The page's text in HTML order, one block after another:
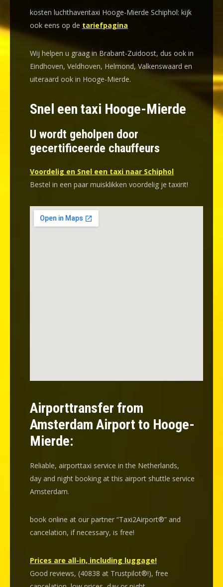
kosten luchthaventaxi Hooge-Mierde Schiphol: kijk
ook eens op de tariefpagina
Wij helpen u graag in Brabant-Zuidoost, dus ook in
Eindhoven, Veldhoven, Helmond, Valkenswaard en
uiteraard ook in Hooge-Mierde.
Snel een taxi Hooge-Mierde
U wordt geholpen door
gecertificeerde chauffeurs
Voordelig en Snel een taxi naar Schiphol
Bestel in een paar muisklikken voordelig je taxirit!
Airporttransfer from
Amsterdam Airport to Hooge-
Mierde:
Reliable, airporttaxi service in the Netherlands,
day and night booking at this airport shuttle service
Amsterdam.
book online at our partner “Taxi2Airport®” and
cancelation, if necessary, is free!
Prices are all-in, including luggage!
Good reviews, (40838 at Trustpilot®!), free